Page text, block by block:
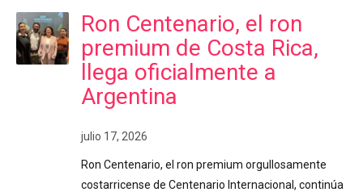
Ron Centenario, el ron
premium de Costa Rica,
llega oficialmente a
Argentina
julio 17, 2026
Ron Centenario, el ron premium orgullosamente
costarricense de Centenario Internacional, continúa